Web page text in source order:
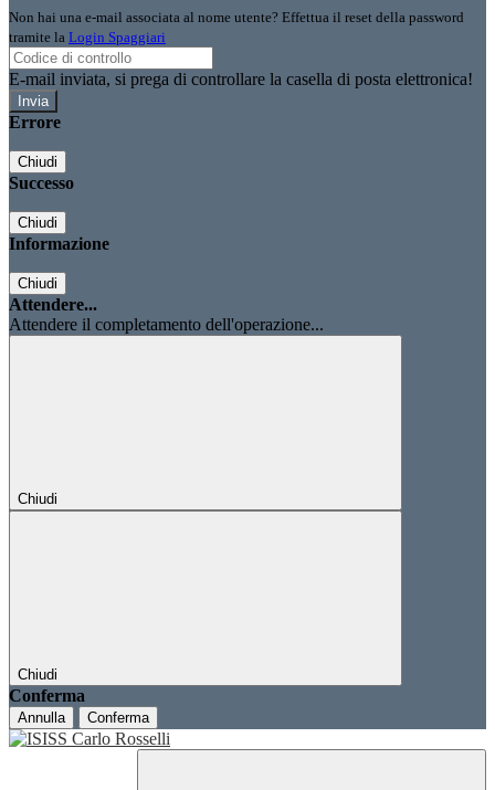
Non hai una e-mail associata al nome utente? Effettua il reset della password
tramite la Login Spaggiari
E-mail inviata, si prega di controllare la casella di posta elettronica!
Errore
Chiudi
Successo
Chiudi
Informazione
Chiudi
Attendere...
Attendere il completamento dell'operazione...
Chiudi
Chiudi
Conferma
Annulla Conferma